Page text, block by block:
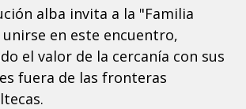
alba invita a la "Familia
unirse en este encuentro,
el valor de la cercanía con sus
fuera de las fronteras